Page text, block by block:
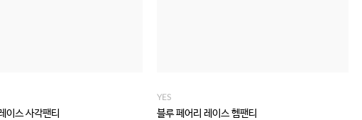
이스 사각팬티
YES
블루 페어리 레이스 헴팬티